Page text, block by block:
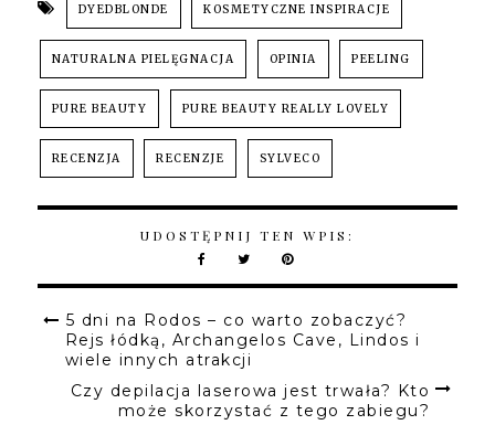
DYEDBLONDE KOSMETYCZNE INSPIRACJE
NATURALNA PIELĘGNACJA OPINIA PEELING
PURE BEAUTY PURE BEAUTY REALLY LOVELY
RECENZJA RECENZJE SYLVECO
UDOSTĘPNIJ TEN WPIS:
5 dni na Rodos – co warto zobaczyć?
Rejs łódką, Archangelos Cave, Lindos i
wiele innych atrakcji
Czy depilacja laserowa jest trwała? Kto
może skorzystać z tego zabiegu?